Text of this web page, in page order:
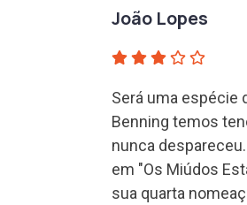
João Lopes
Será uma espécie
Benning temos
nunca
em "Os Miúdos
sua quarta